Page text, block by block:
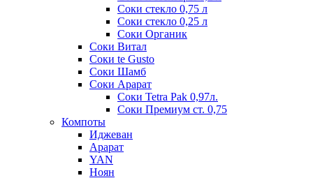
Соки стекло 0,75 л
Соки стекло 0,25 л
Соки Органик
Соки Витал
Соки te Gusto
Соки Шамб
Соки Арарат
Соки Tetra Pak 0,97л.
Соки Премиум ст. 0,75
Компоты
Иджеван
Арарат
YAN
Ноян